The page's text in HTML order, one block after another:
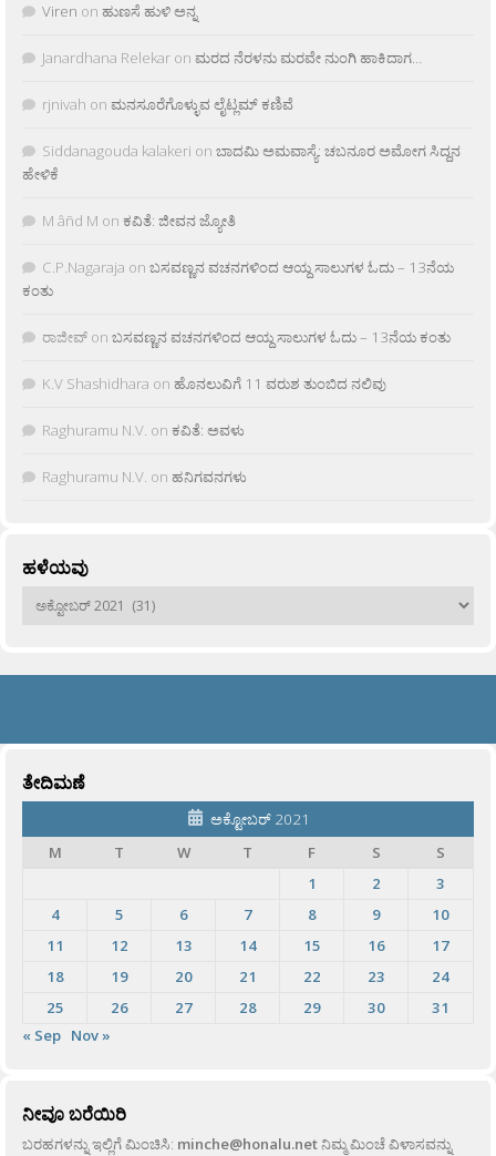
Viren on ಹುಣಸೆ ಹುಳಿ ಅನ್ನ
Janardhana Relekar on ಮರದ ನೆರಳನು ಮರವೇ ನುಂಗಿ ಹಾಕಿದಾಗ…
rjnivah on ಮನಸೂರೆಗೊಳ್ಳುವ ಲೈಟ್ಲಮ್ ಕಣಿವೆ
Siddanagouda kalakeri on ಬಾದಮಿ ಅಮವಾಸ್ಯೆ: ಚಬನೂರ ಅಮೋಗ ಸಿದ್ದನ
ಹೇಳಿಕೆ
M âñd M on ಕವಿತೆ: ಜೀವನ ಜ್ಯೋತಿ
C.P.Nagaraja on ಬಸವಣ್ಣನ ವಚನಗಳಿಂದ ಆಯ್ದ ಸಾಲುಗಳ ಓದು – 13ನೆಯ
ಕಂತು
ರಾಜೀವ್ on ಬಸವಣ್ಣನ ವಚನಗಳಿಂದ ಆಯ್ದ ಸಾಲುಗಳ ಓದು – 13ನೆಯ ಕಂತು
K.V Shashidhara on ಹೊನಲುವಿಗೆ 11 ವರುಶ ತುಂಬಿದ ನಲಿವು
Raghuramu N.V. on ಕವಿತೆ: ಅವಳು
Raghuramu N.V. on ಹನಿಗವನಗಳು
ಹಳೆಯವು
ಹಳೆಯವು
ತೇದಿಮಣೆ
ಅಕ್ಟೋಬರ್ 2021
M
T W T F S
S
1
2
3
4
5 6 7 8 9
10
11
12 13 14 15 16
17
18
19 20 21 22 23
24
25
26 27 28 29 30
31
« Sep Nov »
ನೀವೂ ಬರೆಯಿರಿ
ಬರಹಗಳನ್ನು ಇಲ್ಲಿಗೆ ಮಿಂಚಿಸಿ: minche@honalu.netನಿಮ್ಮ ಮಿಂಚೆ ವಿಳಾಸವನ್ನು